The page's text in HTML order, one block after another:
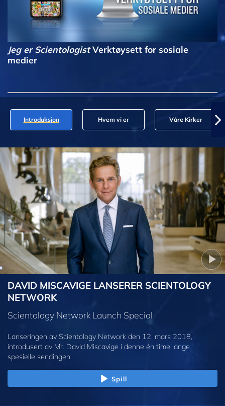
Jeg er ScientologistVerktøysett for sosiale
medier
Introduksjon Hvem vi er Våre Kirker
DAVID MISCAVIGE LANSERER SCIENTOLOGY
NETWORK
Scientology Network Launch Special
Lanseringen av Scientology Network den 12. mars 2018,
introdusert av Mr. David Miscavige i denne én time lange
spesielle sendingen.
Spill